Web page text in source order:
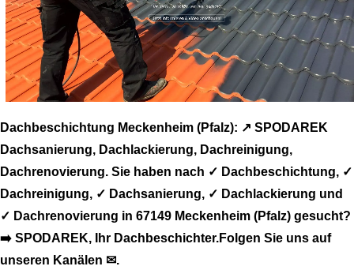
Dachbeschichtung Meckenheim (Pfalz): ↗️ SPODAREK
Dachsanierung, Dachlackierung, Dachreinigung,
Dachrenovierung. Sie haben nach ✓ Dachbeschichtung, ✓
Dachreinigung, ✓ Dachsanierung, ✓ Dachlackierung und
✓ Dachrenovierung in 67149 Meckenheim (Pfalz) gesucht?
➡️ SPODAREK, Ihr Dachbeschichter.Folgen Sie uns auf
unseren Kanälen ✉.